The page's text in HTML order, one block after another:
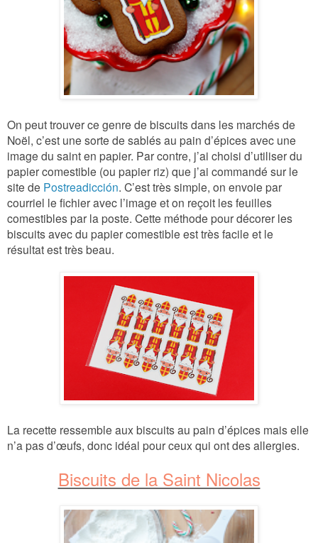
On peut trouver ce genre de biscuits dans les marchés de
Noël, c’est une sorte de sablés au pain d’épices avec une
image du saint en papier. Par contre, j’ai choisi d’utiliser du
papier comestible (ou papier riz) que j’ai commandé sur le
site de Postreadicción. C’est très simple, on envoie par
courriel le fichier avec l’image et on reçoit les feuilles
comestibles par la poste. Cette méthode pourdécorer les
biscuits avecdu papiercomestible esttrès facile et le
résultat est très beau.
La recette ressemble aux biscuits au pain d’épices mais elle
n’a pas d’œufs, donc idéal pour ceux qui ont des allergies.
Biscuits de la Saint Nicolas